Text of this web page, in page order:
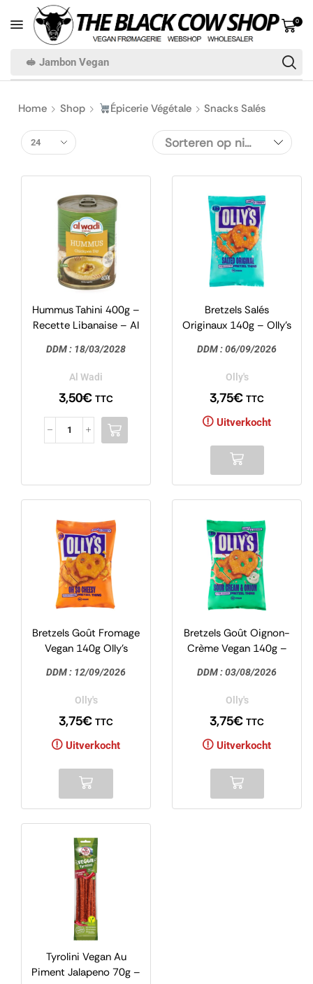
🥪 Jambon Vegan
0
Home Shop Épicerie Végétale Snacks Salés
Hummus Tahini 400g –
Recette Libanaise – Al
DDM : 18/03/2028
Al Wadi
3,50€ TTC
Bretzels Salés
Originaux 140g – Olly’s
DDM : 06/09/2026
Olly's
3,75€ TTC
Uitverkocht
Bretzels Goût Fromage
Vegan 140g Olly’s
DDM : 12/09/2026
Olly's
3,75€ TTC
Uitverkocht
Bretzels Goût Oignon-
Crème Vegan 140g –
DDM : 03/08/2026
Olly's
3,75€ TTC
Uitverkocht
Tyrolini Vegan Au
Piment Jalapeno 70g –